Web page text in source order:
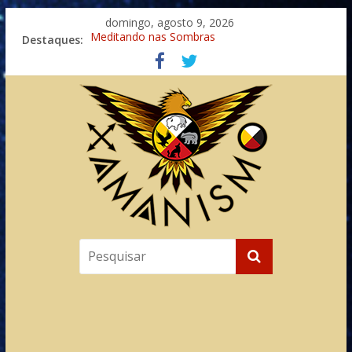
domingo, agosto 9, 2026
Destaques: Meditando nas Sombras
Autosuficiência: A Jornada do Espírito Ancestral
Xamanismo Universal
Totens – Caminho Espiritual – Crescimento
Imaginação na Cura